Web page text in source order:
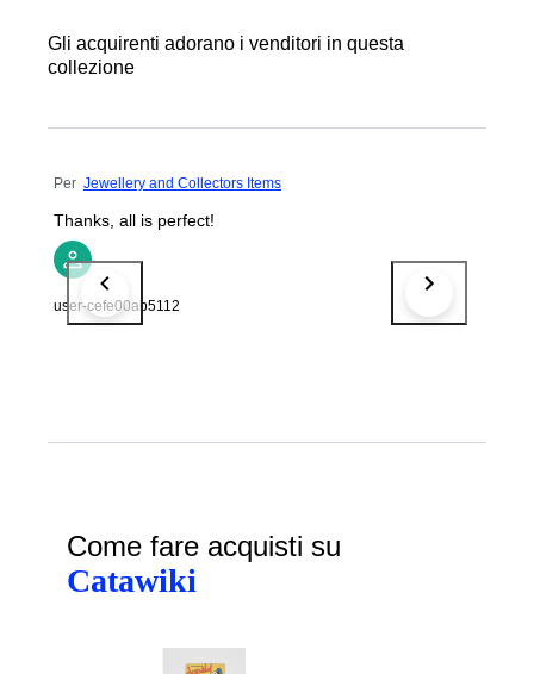
Gli acquirenti adorano i venditori in questa
collezione
Per Jewellery and Collectors Items
Thanks, all is perfect!
user-cefe00ab5112
Come fare acquisti su
Catawiki